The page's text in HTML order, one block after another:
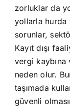
zorluklar da
yollarla hurda
sorunlar,
Kayıt dışı
vergi kaybına
neden olur.
taşımada
güvenli